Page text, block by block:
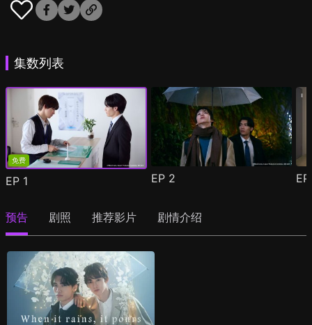
集数列表
免费
EP 1 EP 2
预告 剧照 推荐影片 剧情介绍